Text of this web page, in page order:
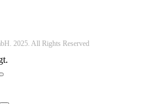
2025. All Rights Reserved